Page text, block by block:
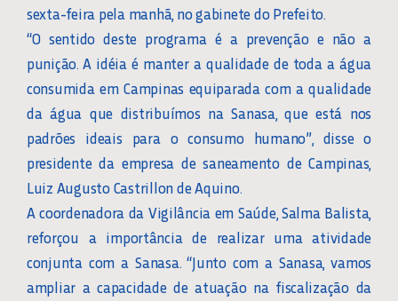
sexta-feira pela manhã, no gabinete do Prefeito.
“O sentido deste programa é a prevenção e não a
punição. A idéia é manter a qualidade de toda a água
consumida em Campinas equiparada com a qualidade
da água que distribuímos na Sanasa, que está nos
padrões ideais para o consumo humano”, disse o
presidente da empresa de saneamento de Campinas,
Luiz Augusto Castrillon de Aquino.
A coordenadora da Vigilância em Saúde, Salma Balista,
reforçou a importância de realizar uma atividade
conjunta com a Sanasa. “Junto com a Sanasa, vamos
ampliar a capacidade de atuação na fiscalização da